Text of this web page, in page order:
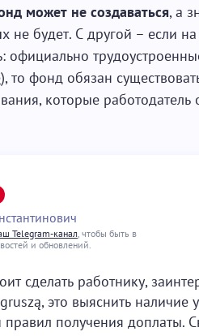
может не создаваться, а
не будет. С другой – если
официально
), то фонд обязан
которые работодатель
Telegram-канал, чтобы быть в
и обновлений.
сделать работнику,
это выяснить наличие
получения доплаты.